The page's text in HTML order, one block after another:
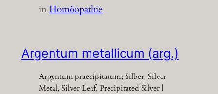
inHomöopathie
Argentum metallicum (arg.)
Argentum praecipitatum; Silber; Silver
Metal, Silver Leaf, Precipitated Silver |